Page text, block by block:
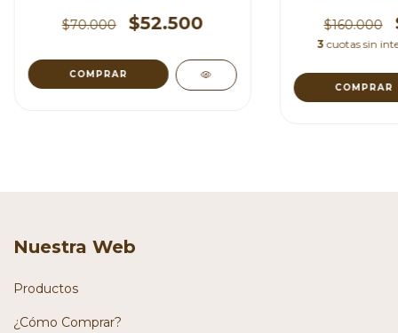
$70.000 $52.500
COMPRAR
$160.000
3 cuotas sin
COMPRAR
Nuestra Web
Productos
¿Cómo Comprar?